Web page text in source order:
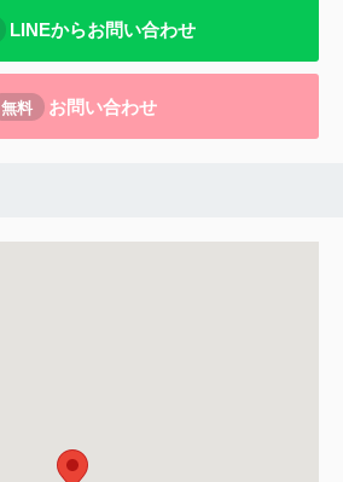
LINEからお問い合わせ
無料 お問い合わせ